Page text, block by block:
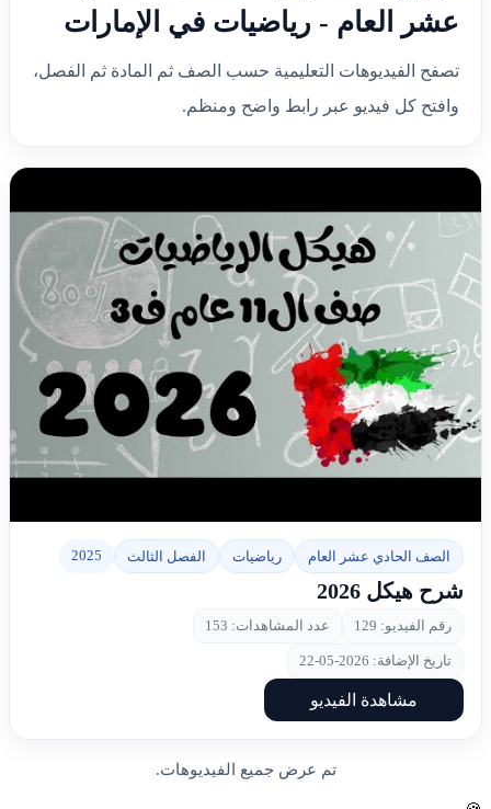
عشر العام - رياضيات في الإمارات
تصفح الفيديوهات التعليمية حسب الصف ثم المادة ثم الفصل،
وافتح كل فيديو عبر رابط واضح ومنظم.
▶الصف الحادي عشر العام رياضيات الفصل الثالث 2025
شرح هيكل 2026
رقم الفيديو: 129 عدد المشاهدات: 153
تاريخ الإضافة: 2026-05-22
مشاهدة الفيديو
تم عرض جميع الفيديوهات.